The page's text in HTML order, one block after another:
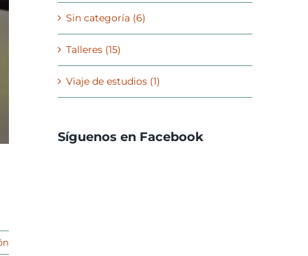
Sin categoría (6)
Talleres (15)
Viaje de estudios (1)
Síguenos en Facebook